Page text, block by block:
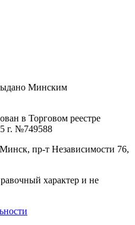
Минским
в Торговом реестре
г. №749588
пр-т Независимости 76,
характер и не